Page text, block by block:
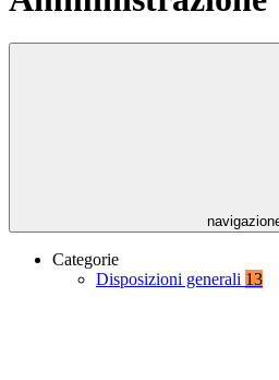
Categorie
Disposizioni generali 13